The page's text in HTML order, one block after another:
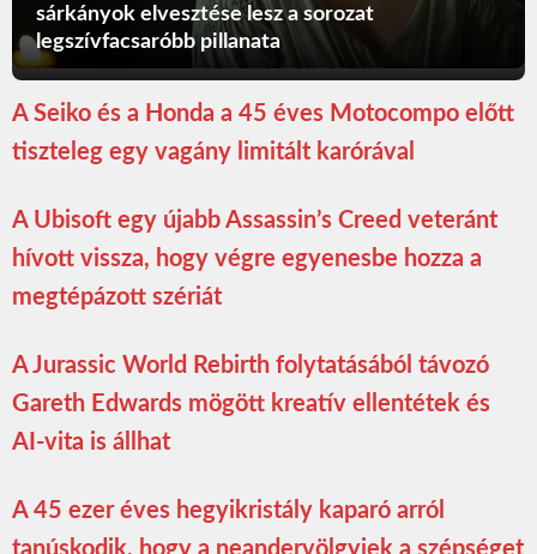
sárkányok elvesztése lesz a sorozat
legszívfacsaróbb pillanata
A Seiko és a Honda a 45 éves Motocompo előtt
tiszteleg egy vagány limitált karórával
A Ubisoft egy újabb Assassin’s Creed veteránt
hívott vissza, hogy végre egyenesbe hozza a
megtépázott szériát
A Jurassic World Rebirth folytatásából távozó
Gareth Edwards mögött kreatív ellentétek és
AI-vita is állhat
A 45 ezer éves hegyikristály kaparó arról